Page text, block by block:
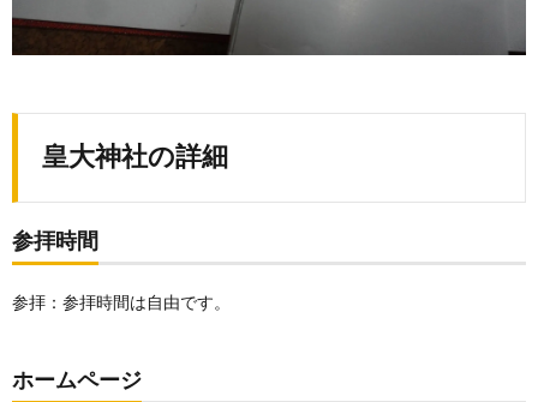
皇大神社の詳細
参拝時間
参拝：参拝時間は自由です。
ホームページ